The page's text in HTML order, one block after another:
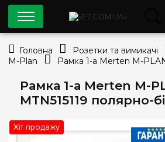
Рамка 1-а Merten M-
MTN515119 полярно-
Хіт продажу
0
044
Viber
Головна Розетки та вимикачі
M-Plan